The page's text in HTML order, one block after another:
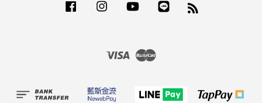
Facebook Instagram YouTube
Visa